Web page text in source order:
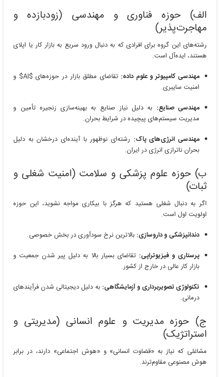
الف) حوزه فناوری و مهندسی (زودبازده و
مهاجرت‌پذیر)
رشته‌های این گروه برای افرادی که به دنبال ورود سریع به بازار کار یا اپلای
هستند، ایده‌آل است.
مهندسی کامپیوتر و علوم داده: تقاضای مطلق بازار در حوزه‌های $AI$
و
امنیت سایبری.
مهندسی صنایع: به دلیل نیاز صنایع به بهینه‌سازی زنجیره تأمین و
مدیریت سیستم‌های پیچیده در شرایط بحران.
مهندسی انرژی‌های پاک: رشته‌ای نوظهور با آینده‌ای درخشان به دلیل
بحران ناترازی انرژی در ایران.
ب) حوزه علوم پزشکی و سلامت (امنیت شغلی و
ثبات)
اگر به دنبال شغلی هستید که هرگز با بیکاری مواجه نشوید، این حوزه
اولویت اول است.
دندانپزشکی و داروسازی: بالاترین نرخ سودآوری در بخش خصوصی.
پرستاری و فیزیوتراپی: تقاضای بسیار بالا به دلیل پیر شدن جمعیت و
بازار کار عالی در خارج از کشور.
تکنولوژی تصویربرداری و آزمایشگاهی: به دلیل دیجیتالی شدن فرآیندهای
درمانی.
ج) حوزه مدیریت و علوم انسانی (مدیریتی و
استراتژیک)
مشاغلی که نیاز به «قضاوت انسانی» و «هوش اجتماعی» دارند، در برابر
هوش مصنوعی مقاوم‌ترند.